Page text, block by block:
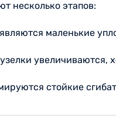
несколько этапов:
маленькие
увеличиваются,
стойкие